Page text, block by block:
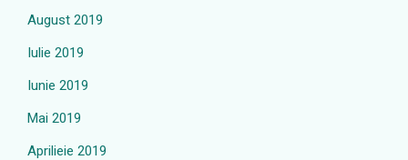
August 2019
Iulie 2019
Iunie 2019
Mai 2019
Aprilieie 2019